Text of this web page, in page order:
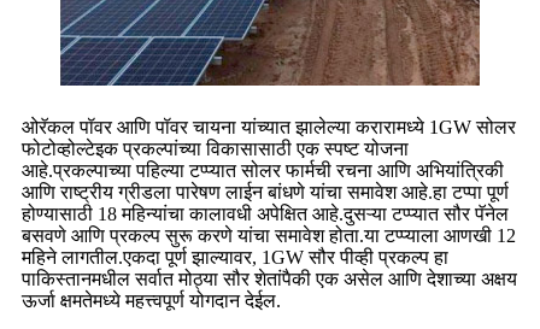
ओरॅकल पॉवर आणि पॉवर चायना यांच्यात झालेल्या करारामध्ये 1GW सोलर
फोटोव्होल्टेइक प्रकल्पांच्या विकासासाठी एक स्पष्ट योजना
आहे.प्रकल्पाच्या पहिल्या टप्प्यात सोलर फार्मची रचना आणि अभियांत्रिकी
आणि राष्ट्रीय ग्रीडला पारेषण लाईन बांधणे यांचा समावेश आहे.हा टप्पा पूर्ण
होण्यासाठी 18 महिन्यांचा कालावधी अपेक्षित आहे.दुसऱ्या टप्प्यात सौर पॅनेल
बसवणे आणि प्रकल्प सुरू करणे यांचा समावेश होता.या टप्प्याला आणखी 12
महिने लागतील.एकदा पूर्ण झाल्यावर, 1GW सौर पीव्ही प्रकल्प हा
पाकिस्तानमधील सर्वात मोठ्या सौर शेतांपैकी एक असेल आणि देशाच्या अक्षय
ऊर्जा क्षमतेमध्ये महत्त्वपूर्ण योगदान देईल.